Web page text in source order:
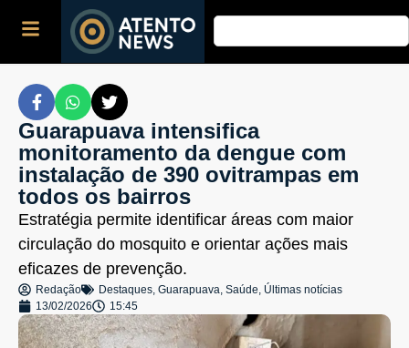
Guarapuava intensifica
monitoramento da dengue com
instalação de 390 ovitrampas em
todos os bairros
Estratégia permite identificar áreas com maior
circulação do mosquito e orientar ações mais
eficazes de prevenção.
Redação Destaques, Guarapuava, Saúde, Últimas notícias
13/02/2026
15:45